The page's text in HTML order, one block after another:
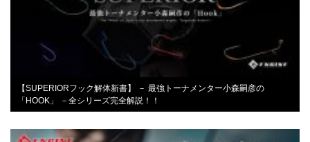
【SUPERIORフック解体新書】 － 最強トーナメンター小森嗣彦の
「HOOK」 －全シリーズ完全解説！！